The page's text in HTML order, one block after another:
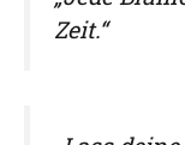
Zeit.“